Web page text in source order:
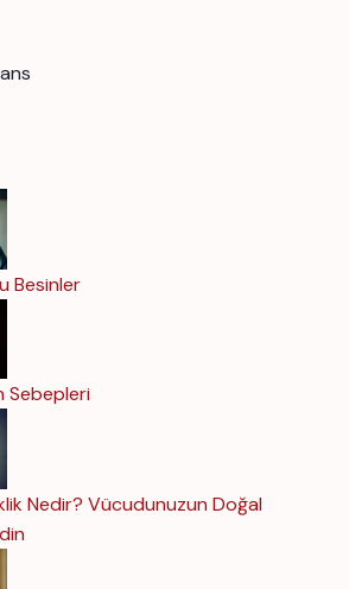
Besinler
Sebepleri
Nedir? Vücudunuzun Doğal